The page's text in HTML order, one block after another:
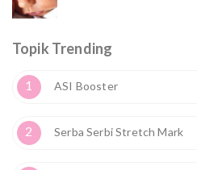
Topik Trending
1 ASI Booster
2 Serba Serbi Stretch Mark